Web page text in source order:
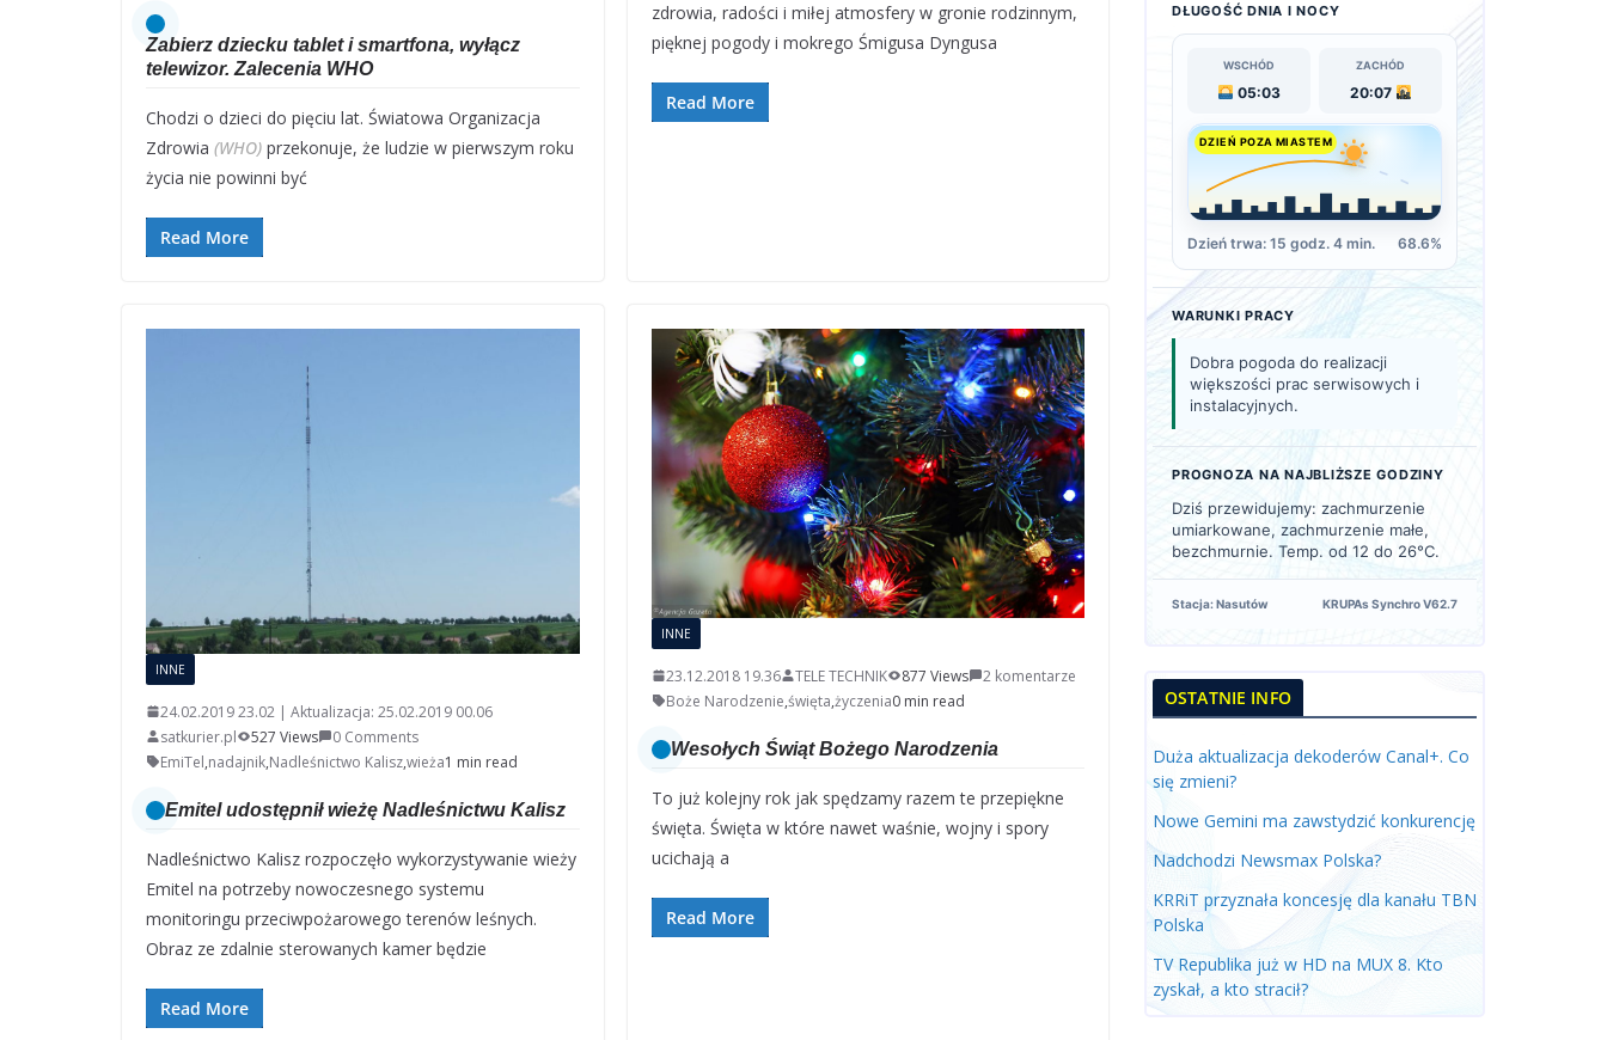
Zabierz dziecku tablet i smartfona, wyłącz
telewizor. Zalecenia WHO
Chodzi o dzieci do pięciu lat. Światowa Organizacja
Zdrowia (WHO) przekonuje, że ludzie w pierwszym roku
życia nie powinni być
Read More
zdrowia, radości i miłej atmosfery w gronie rodzinnym,
pięknej pogody i mokrego Śmigusa Dyngusa
Read More
INNE
24.02.2019 23.02 | Aktualizacja: 25.02.2019 00.06
satkurier.pl
527 Views
0 Comments
EmiTel,nadajnik,Nadleśnictwo Kalisz,wieża1 min read
Emitel udostępnił wieżę Nadleśnictwu Kalisz
Nadleśnictwo Kalisz rozpoczęło wykorzystywanie wieży
Emitel na potrzeby nowoczesnego systemu
monitoringu przeciwpożarowego terenów leśnych.
Obraz ze zdalnie sterowanych kamer będzie
Read More
INNE
23.12.2018 19.36 TELE TECHNIK 877 Views
2 komentarze
Boże Narodzenie,święta,życzenia0 min read
Wesołych Świąt Bożego Narodzenia
To już kolejny rok jak spędzamy razem te przepiękne
święta. Święta w które nawet waśnie, wojny i spory
ucichają a
Read More
DŁUGOŚĆ DNIA I NOCY
WSCHÓD
05:03
ZACHÓD
20:07
DZIEŃ POZA MIASTEM
Dzień trwa: 15 godz. 4 min. 68.6%
WARUNKI PRACY
Dobra pogoda do realizacji
większości prac serwisowych i
instalacyjnych.
PROGNOZA NA NAJBLIŻSZE GODZINY
Dziś przewidujemy: zachmurzenie
umiarkowane, zachmurzenie małe,
bezchmurnie. Temp. od 12 do 26°C.
Stacja: Nasutów KRUPAs Synchro V62.7
OSTATNIE INFO
Duża aktualizacja dekoderów Canal+. Co
się zmieni?
Nowe Gemini ma zawstydzić konkurencję
Nadchodzi Newsmax Polska?
KRRiT przyznała koncesję dla kanału TBN
Polska
TV Republika już w HD na MUX 8. Kto
zyskał, a kto stracił?